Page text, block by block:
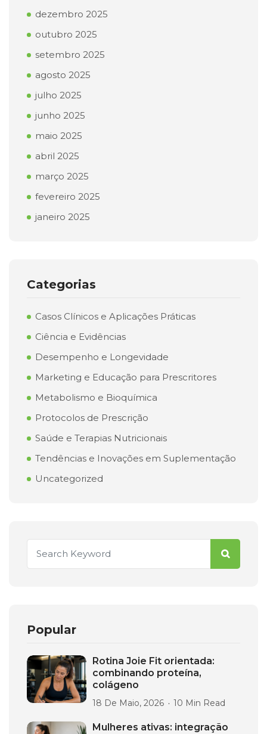
dezembro 2025
outubro 2025
setembro 2025
agosto 2025
julho 2025
junho 2025
maio 2025
abril 2025
março 2025
fevereiro 2025
janeiro 2025
Categorias
Casos Clínicos e Aplicações Práticas
Ciência e Evidências
Desempenho e Longevidade
Marketing e Educação para Prescritores
Metabolismo e Bioquímica
Protocolos de Prescrição
Saúde e Terapias Nutricionais
Tendências e Inovações em Suplementação
Uncategorized
Popular
Rotina Joie Fit orientada:
combinando proteína,
colágeno
18 De Maio, 2026 10 Min Read
Mulheres ativas: integração